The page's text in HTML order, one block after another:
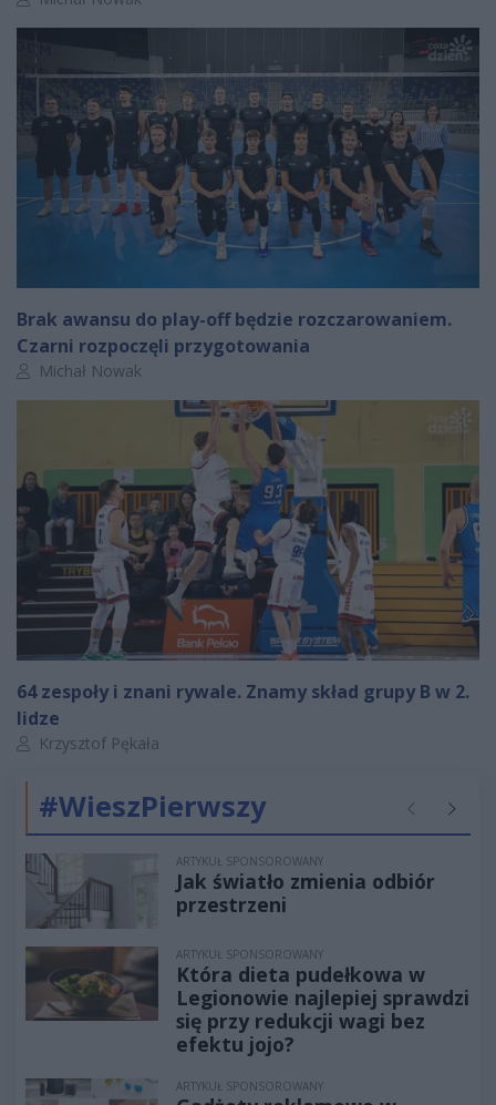
Brak awansu do play-off będzie rozczarowaniem.
Czarni rozpoczęli przygotowania
Autor artykułu:
Michał Nowak
64 zespoły i znani rywale. Znamy skład grupy B w 2.
lidze
Autor artykułu:
Krzysztof Pękała
#WieszPierwszy Poprzednie
ARTYKUŁ SPONSOROWANY
Jak światło zmienia odbiór
przestrzeni
ARTYKUŁ SPONSOROWANY
Która dieta pudełkowa w
Legionowie najlepiej sprawdzi
się przy redukcji wagi bez
efektu jojo?
ARTYKUŁ SPONSOROWANY